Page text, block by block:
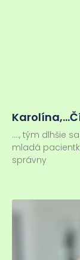
…., tým dlhšie
mladá
správny